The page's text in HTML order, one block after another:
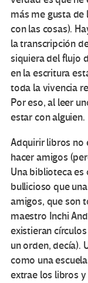
más me gusta de
con las cosas).
la transcripción
siquiera del flujo
en la escritura
toda la vivencia
Por eso, al leer
estar con alguien.
Adquirir libros no
hacer amigos
Una biblioteca es
bullicioso que
amigos, que son
maestro Inchi
existieran
un orden, decía).
como una
extrae los libros y